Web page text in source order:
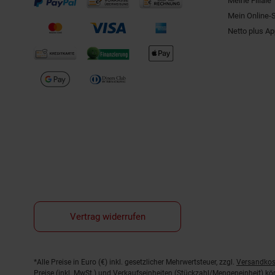
Mein Online-
Netto plus
Vertrag widerrufen
Fußnoten
*Alle Preise in Euro (€) inkl. gesetzlicher Mehrwertsteuer, zzgl.
Preise (inkl. MwSt.) und Verkaufseinheiten (Stückzahl/Mengeneinheit)